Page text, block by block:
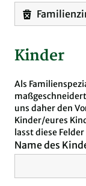
Kinder
Als
uns daher den
Kinder/eures
lasst diese
Name des